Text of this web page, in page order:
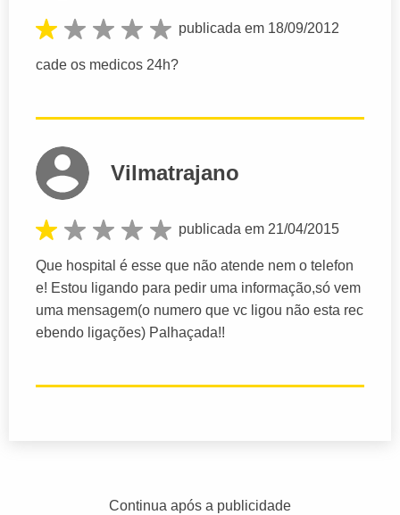
publicada em 18/09/2012
cade os medicos 24h?
Vilmatrajano
publicada em 21/04/2015
Que hospital é esse que não atende nem o telefon
e! Estou ligando para pedir uma informação,só vem
uma mensagem(o numero que vc ligou não esta rec
ebendo ligações) Palhaçada!!
Continua após a publicidade